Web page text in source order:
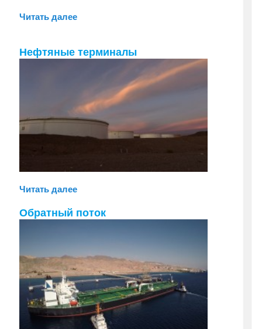
Читать далее
Нефтяные терминалы
Читать далее
Обратный поток